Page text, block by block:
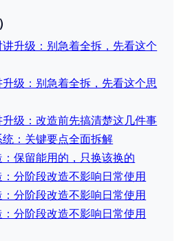
升级：别急着全拆，先看这个
级：别急着全拆，先看这个思
升级：改造前先搞清楚这几件事
统：关键要点全面拆解
保留能用的，只换该换的
分阶段改造不影响日常使用
分阶段改造不影响日常使用
分阶段改造不影响日常使用